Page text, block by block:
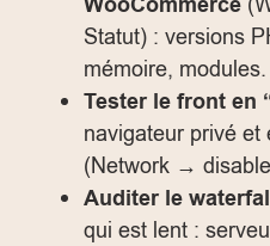
Statut) : versions
mémoire, modules.
Tester le front en
navigateur privé et
(Network →
Auditer le
qui est lent :